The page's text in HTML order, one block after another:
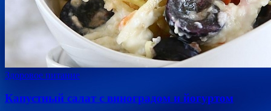
Здоровое питание
Капустный салат с виноградом и йогуртом